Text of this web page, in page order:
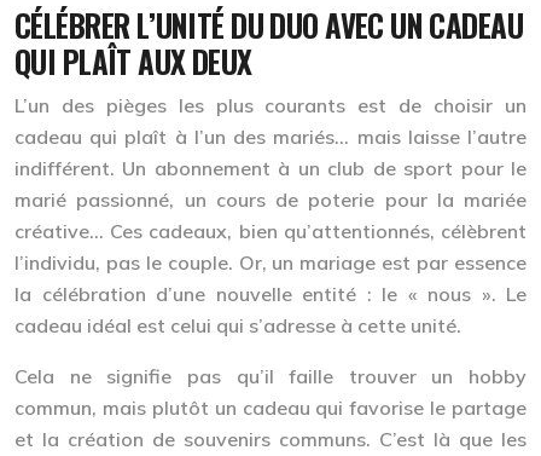
CÉLÉBRER L’UNITÉ DU DUO AVEC UN CADEAU
QUI PLAÎT AUX DEUX
L’un des pièges les plus courants est de choisir un
cadeau qui plaît à l’un des mariés… mais laisse l’autre
indifférent. Un abonnement à un club de sport pour le
marié passionné, un cours de poterie pour la mariée
créative… Ces cadeaux, bien qu’attentionnés, célèbrent
l’individu, pas le couple. Or, un mariage est par essence
la célébration d’une nouvelle entité : le « nous ». Le
cadeau idéal est celui qui s’adresse à cette unité.
Cela ne signifie pas qu’il faille trouver un hobby
commun, mais plutôt un cadeau quifavorise le partage
et la création de souvenirs communs. C’est là que les